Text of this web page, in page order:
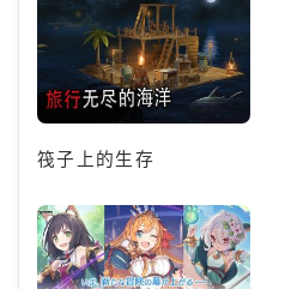
筏子上的生存